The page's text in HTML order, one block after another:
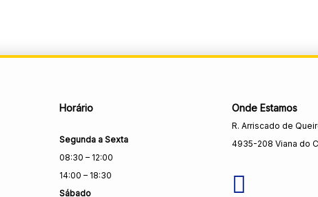
Horário
Segunda a Sexta
08:30 – 12:00
14:00 – 18:30
Sábado
Onde Estamos
R. Arriscado de
4935-208 Viana do